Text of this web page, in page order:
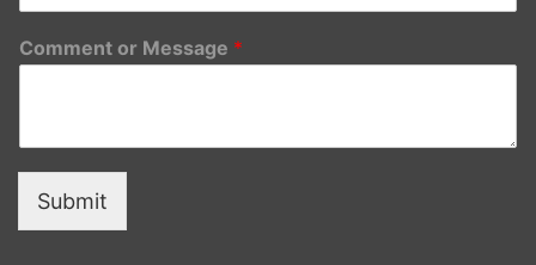
Comment or Message *
Submit